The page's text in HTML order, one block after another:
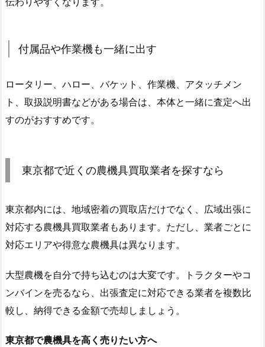
付属品や作業機も一緒に出す
ロータリー、ハロー、バケット、作業機、アタッチメン
ト、取扱説明書などがある場合は、本体と一緒に査定へ出
すのがおすすめです。
東京都で近くの農機具買取業者を探すなら
東京都内には、地域密着の買取店だけでなく、広域出張に
対応する農機具買取業者もあります。ただし、業者ごとに
対応エリアや得意な農機具は異なります。
大型農機を自分で持ち込むのは大変です。トラクターやコ
ンバインを売るなら、出張査定に対応できる業者を複数比
較し、納得できる金額で売却しましょう。
東京都で農機具を高く売りたい方へ